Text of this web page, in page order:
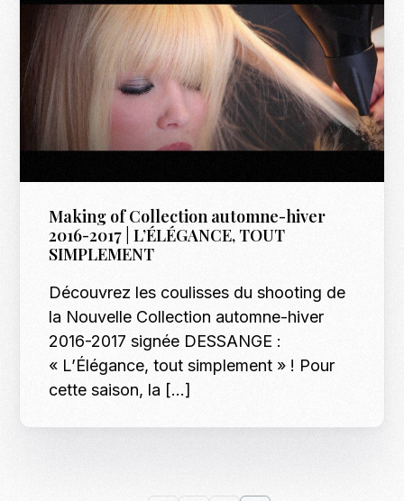
Making of Collection automne-hiver
2016-2017 | L’ÉLÉGANCE, TOUT
SIMPLEMENT
Découvrez les coulisses du shooting de
la Nouvelle Collection automne-hiver
2016-2017 signée DESSANGE :
« L’Élégance, tout simplement » ! Pour
cette saison, la […]